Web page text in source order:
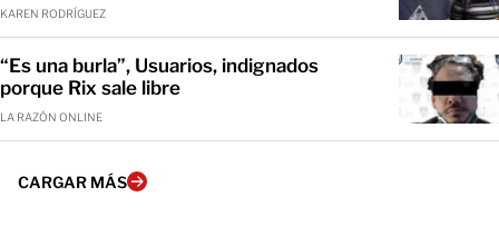
KAREN RODRÍGUEZ
“Es una burla”, Usuarios, indignados
porque Rix sale libre
LA RAZÓN ONLINE
CARGAR MÁS